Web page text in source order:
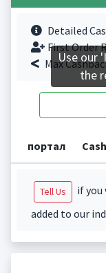
Detailed
First Order
Max
портал
Tell Us
if you
added to our
Use our
the